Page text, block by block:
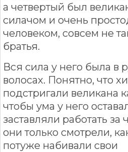
а четвертый был
силачом и очень
человеком, совсем не
братья.
Вся сила у него была в
волосах. Понятно, что
подстригали великана
чтобы ума у него
заставляли работать за
они только смотрели,
потуже набивали свои